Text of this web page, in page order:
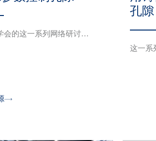
会的这一系列网络研讨…
孔隙
这一系